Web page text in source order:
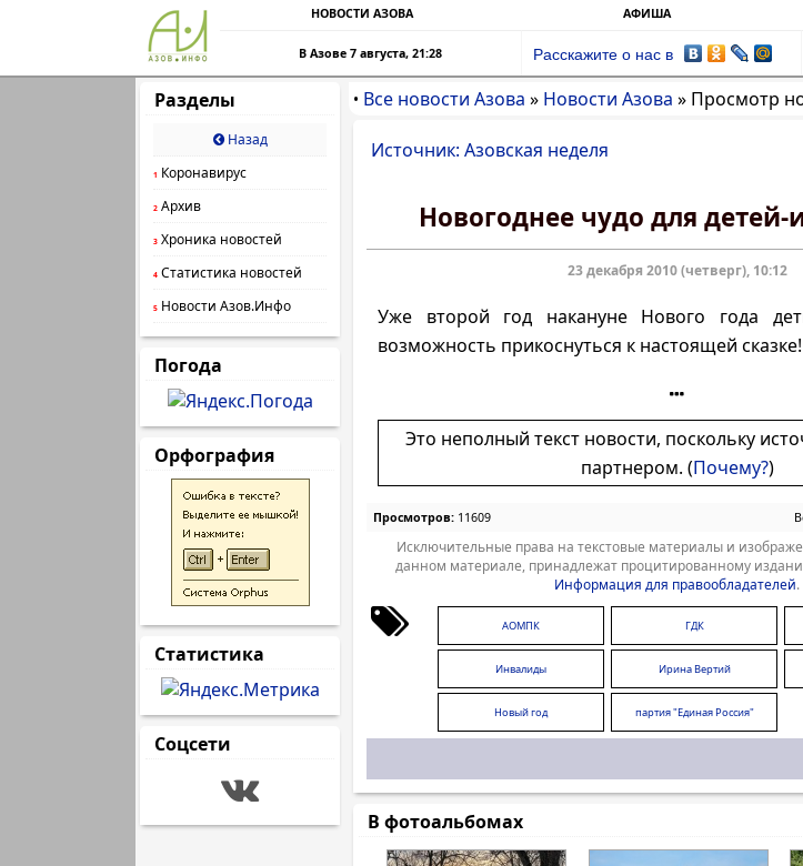
НОВОСТИ АЗОВА АФИША
В Азове 7 августа, 21:28 Расскажите о нас в
Разделы
Назад
1 Коронавирус
2 Архив
3 Хроника новостей
4 Статистика новостей
5 Новости Азов.Инфо
Погода
Орфография
Статистика
Соцсети
• Все новости Азова » Новости Азова » Просмотр
Источник: Азовская неделя
Новогоднее чудо для
23 декабря 2010 (четверг), 10:12
Уже второй год накануне Нового года
возможность прикоснуться к настоящей сказке!
Это неполный текст новости, поскольку
партнером. (Почему?)
Просмотров: 11609
Исключительные права на текстовые материалы и
данном материале, принадлежат процитированному
Информация для правообладателей.
АОМПК ГДК
Инвалиды Ирина Вертий
Новый год партия "Единая Россия"
В фотоальбомах